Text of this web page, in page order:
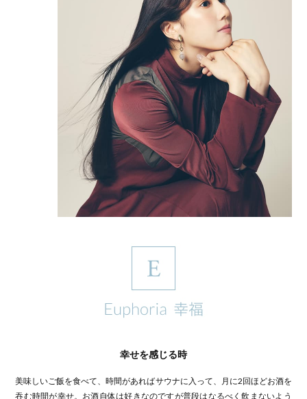
幸せを感じる時
美味しいご飯を食べて、時間があればサウナに入って、月に2回ほどお酒を
吞む時間が幸せ。お酒自体は好きなのですが普段はなるべく飲まないよう